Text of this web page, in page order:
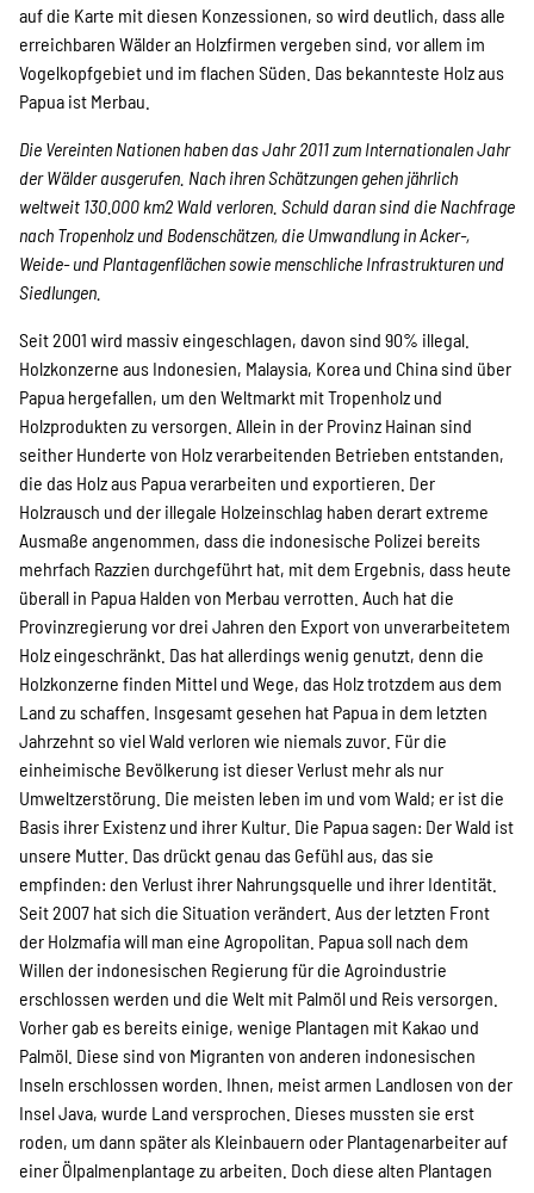
Indonesian
Suche
auf die Karte mit diesen Konzessionen, so wird deutlich, dass alle
erreichbaren Wälder an Holzfirmen vergeben sind, vor allem im
Vogelkopfgebiet und im flachen Süden. Das bekannteste Holz aus
Papua ist Merbau.
Die Vereinten Nationen haben das Jahr 2011 zum Internationalen Jahr
der Wälder ausgerufen. Nach ihren Schätzungen gehen jährlich
weltweit 130.000 km2 Wald verloren. Schuld daran sind die Nachfrage
nach Tropenholz und Bodenschätzen, die Umwandlung in Acker-,
Weide- und Plantagenflächen sowie menschliche Infrastrukturen und
Siedlungen.
Seit 2001 wird massiv eingeschlagen, davon sind 90% illegal.
Holzkonzerne aus Indonesien, Malaysia, Korea und China sind über
Papua hergefallen, um den Weltmarkt mit Tropenholz und
Holzprodukten zu versorgen. Allein in der Provinz Hainan sind
seither Hunderte von Holz verarbeitenden Betrieben entstanden,
die das Holz aus Papua verarbeiten und exportieren. Der
Holzrausch und der illegale Holzeinschlag haben derart extreme
Ausmaße angenommen, dass die indonesische Polizei bereits
mehrfach Razzien durchgeführt hat, mit dem Ergebnis, dass heute
überall in Papua Halden von Merbau verrotten. Auch hat die
Provinzregierung vor drei Jahren den Export von unverarbeitetem
Holz eingeschränkt. Das hat allerdings wenig genutzt, denn die
Holzkonzerne finden Mittel und Wege, das Holz trotzdem aus dem
Land zu schaffen. Insgesamt gesehen hat Papua in dem letzten
Jahrzehnt so viel Wald verloren wie niemals zuvor. Für die
einheimische Bevölkerung ist dieser Verlust mehr als nur
Umweltzerstörung. Die meisten leben im und vom Wald; er ist die
Basis ihrer Existenz und ihrer Kultur. Die Papua sagen: Der Wald ist
unsere Mutter. Das drückt genau das Gefühl aus, das sie
empfinden: den Verlust ihrer Nahrungsquelle und ihrer Identität.
Seit 2007 hat sich die Situation verändert. Aus der letzten Front
der Holzmafia will man eine Agropolitan. Papua soll nach dem
Willen der indonesischen Regierung für die Agroindustrie
erschlossen werden und die Welt mit Palmöl und Reis versorgen.
Vorher gab es bereits einige, wenige Plantagen mit Kakao und
Palmöl. Diese sind von Migranten von anderen indonesischen
Inseln erschlossen worden. Ihnen, meist armen Landlosen von der
Insel Java, wurde Land versprochen. Dieses mussten sie erst
roden, um dann später als Kleinbauern oder Plantagenarbeiter auf
einer Ölpalmenplantage zu arbeiten. Doch diese alten Plantagen